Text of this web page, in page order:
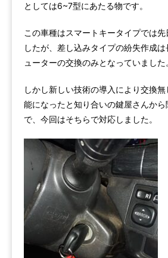
としては6~7型にあたる物です。
この車種はスマートキータイプでは先
したが、差し込みタイプの紛失作成
ューターの交換のみとなっていました
しかし新しい技術の導入により交換
能になったと知り合いの鍵屋さんか
で、今回はそちらで対応しました。